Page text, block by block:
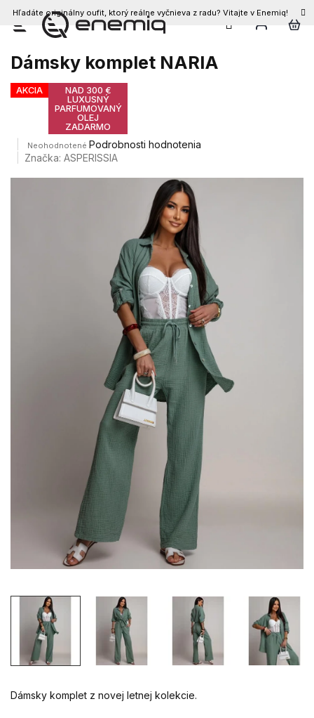
Prejsť
obsah
Hľadáte originálny oufit, ktorý reálne vyčnieva z radu? Vitajte v Enemiq!
Dámsky komplet NARIA
AKCIA
NAD 300 €
LUXUSNÝ
PARFUMOVANÝ
OLEJ
ZADARMO
Priemerné
hodnotenie
Neohodnotené Podrobnosti hodnotenia
Značka:ASPERISSIA
Dámsky komplet z novej letnej kolekcie.